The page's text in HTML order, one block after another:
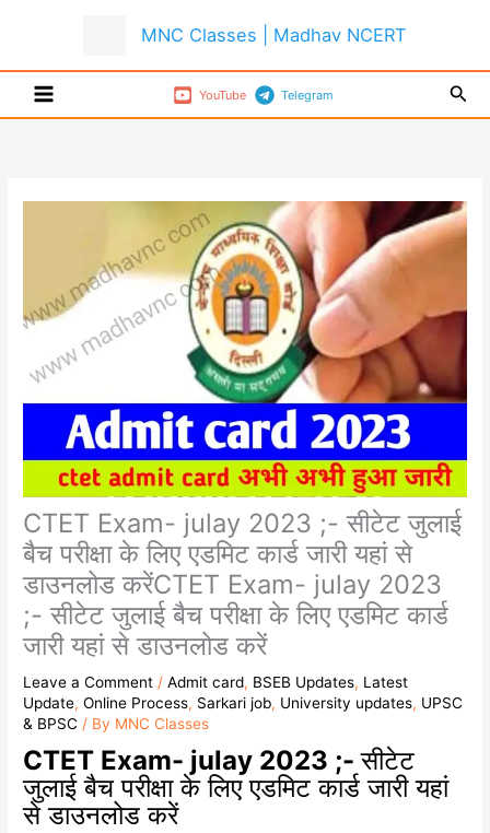
MNC Classes | Madhav NCERT
YouTube Telegram
CTET Exam- julay 2023 ;- सीटेट जुलाई
बैच परीक्षा के लिए एडमिट कार्ड जारी यहां से
डाउनलोड करेंCTET Exam- julay 2023
;- सीटेट जुलाई बैच परीक्षा के लिए एडमिट कार्ड
जारी यहां से डाउनलोड करें
Leave a Comment /Admit card, BSEB Updates, Latest
Update,Online Process, Sarkari job, University updates, UPSC
& BPSC / By MNC Classes
CTET Exam- julay 2023 ;-सीटेट
जुलाई बैच परीक्षा के लिए एडमिट कार्ड जारी यहां
से डाउनलोड करें